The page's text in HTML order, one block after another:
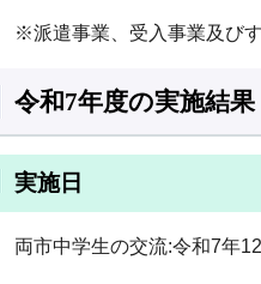
※派遣事業、受入事業及び
令和7年度の実施結果
実施日
両市中学生の交流:令和7年